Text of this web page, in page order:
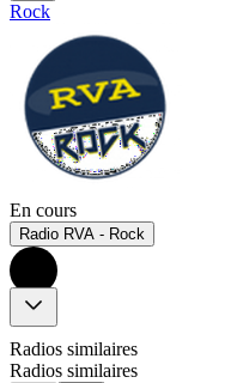
Rock
En cours
Radio RVA - Rock
Radios similaires
Radios similaires